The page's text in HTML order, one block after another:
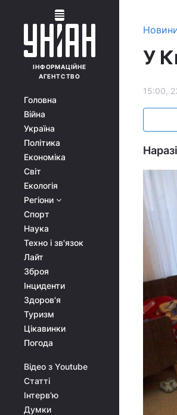
ІНФОРМАЦІЙНЕ
АГЕНТСТВО
Головна
Війна
Україна
Політика
Економіка
Світ
Екологія
Регіони
Спорт
Наука
Техно і зв'язок
Лайт
Зброя
Інциденти
Здоров'я
Туризм
Цікавинки
Погода
Відео з Youtube
Статті
Інтерв'ю
Думки
У
15:00,